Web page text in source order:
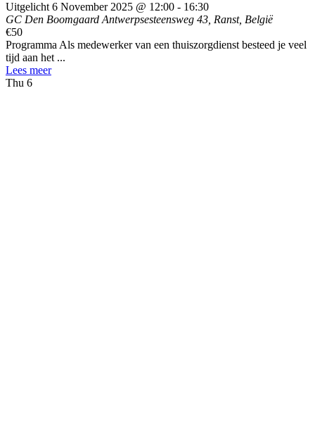
Uitgelicht 6 November 2025 @ 12:00 - 16:30
GC Den Boomgaard Antwerpsesteensweg 43, Ranst, België
€50
Programma Als medewerker van een thuiszorgdienst besteed je veel
tijd aan het ...
Lees meer
Thu 6